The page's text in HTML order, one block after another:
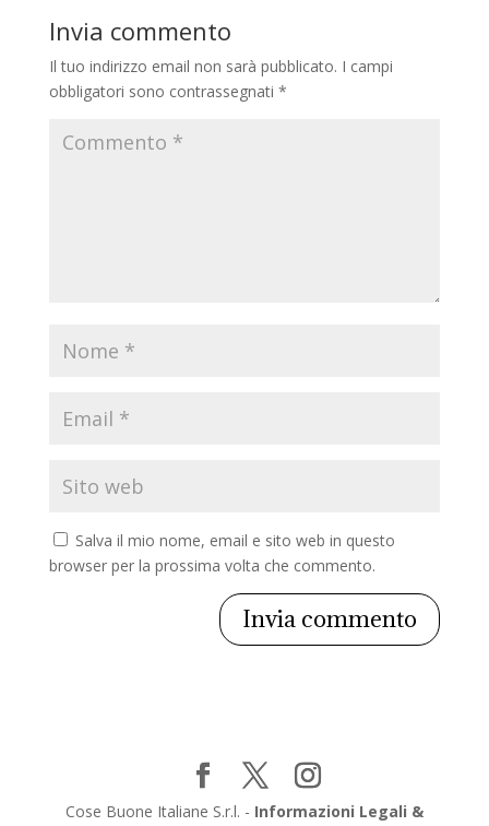
Invia commento
Il tuo indirizzo email non sarà pubblicato. I campi
obbligatori sono contrassegnati *
Salva il mio nome, email e sito web in questo
browser per la prossima volta che commento.
Cose Buone Italiane S.r.l. - Informazioni Legali &